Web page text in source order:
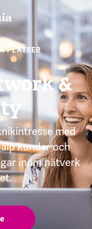
PLATSER
&
med
kunder och
inom nätverk